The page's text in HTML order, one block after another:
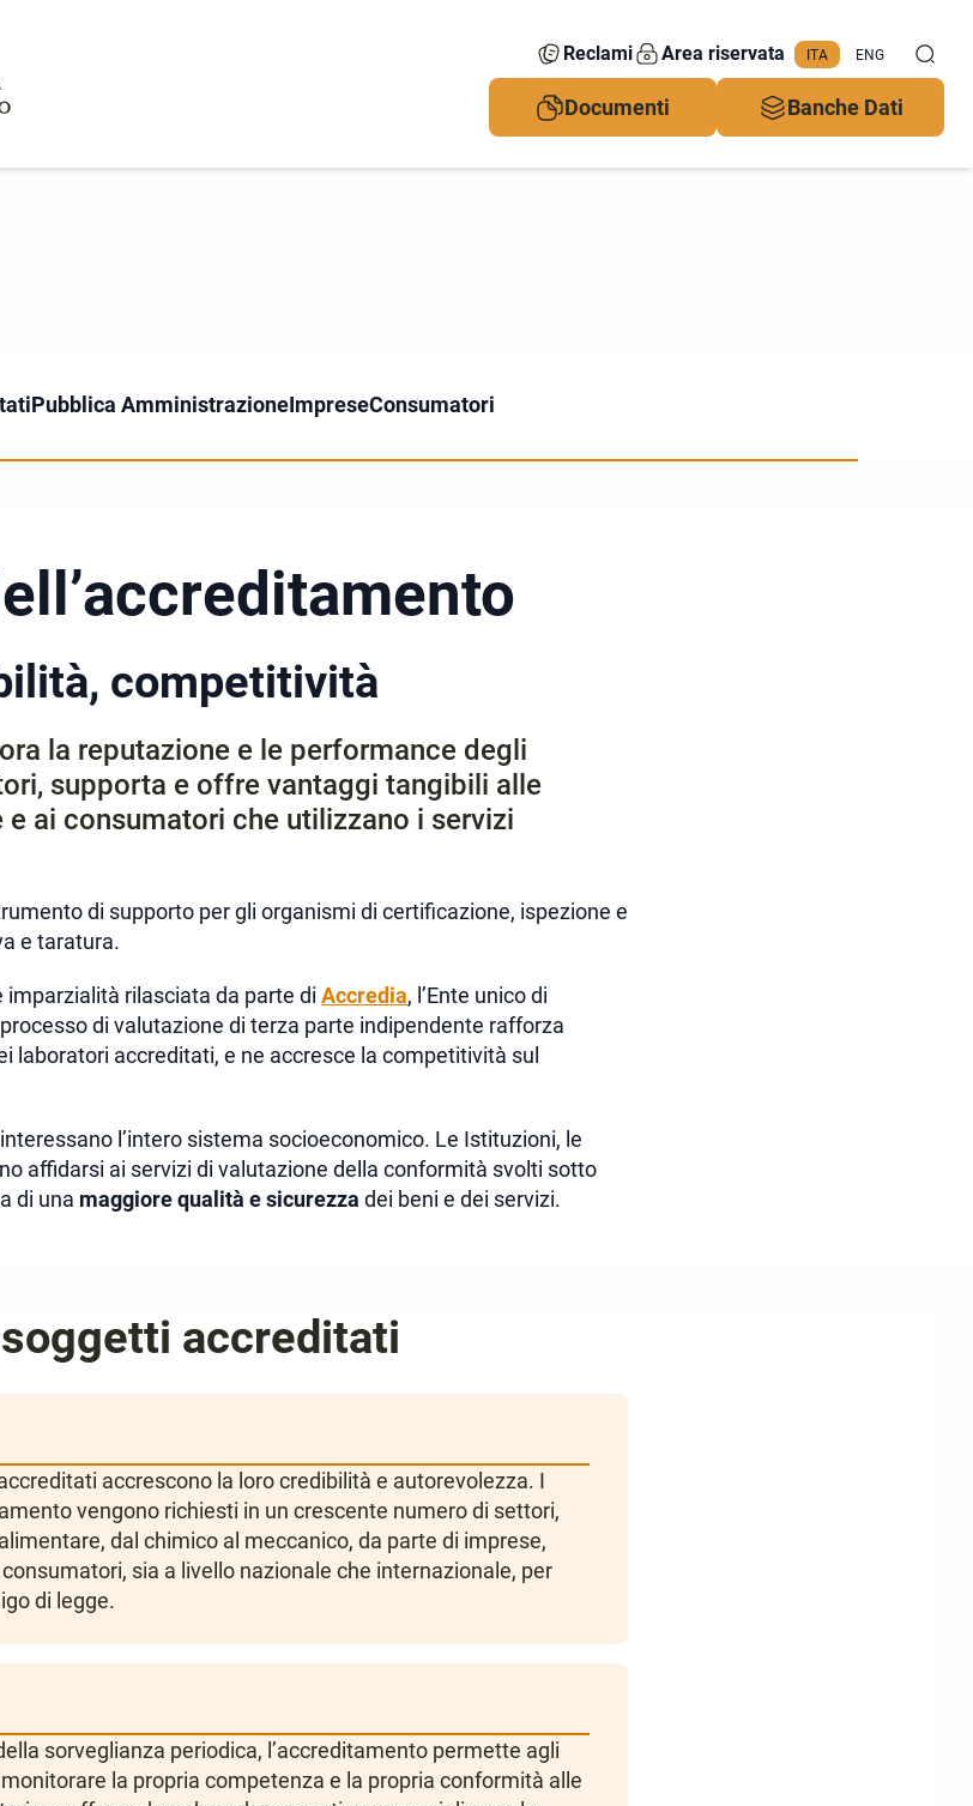
Reclami Area riservata ITA ENG
Documenti Banche Dati
Pubblica AmministrazioneImpreseConsumatori
competitività
la reputazione e le performance degli
supporta e offre vantaggi tangibili alle
ai consumatori che utilizzano i servizi
di supporto per gli organismi di certificazione, ispezione e
e taratura.
imparzialità rilasciata da parte di Accredia, l’Ente unico di
di valutazione di terza parte indipendente rafforza
laboratori accreditati, e ne accresce la competitività sul
l’intero sistema socioeconomico. Le Istituzioni, le
affidarsi ai servizi di valutazione della conformità svolti sotto
di una maggiore qualità e sicurezza dei beni e dei servizi.
accreditati
accrescono la loro credibilità e autorevolezza. I
vengono richiesti in un crescente numero di settori,
dal chimico al meccanico, da parte di imprese,
sia a livello nazionale che internazionale, per
di legge.
sorveglianza periodica, l’accreditamento permette agli
la propria competenza e la propria conformità alle